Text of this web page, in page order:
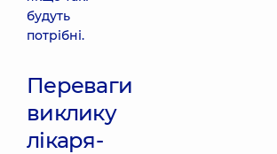
будуть
потрібні.
Переваги
виклику
лікаря-